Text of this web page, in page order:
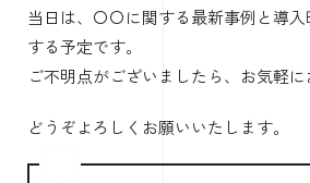
当日は、〇〇に関する最新事例と導
する予定です。
ご不明点がございましたら、お気軽に
どうぞよろしくお願いいたします。